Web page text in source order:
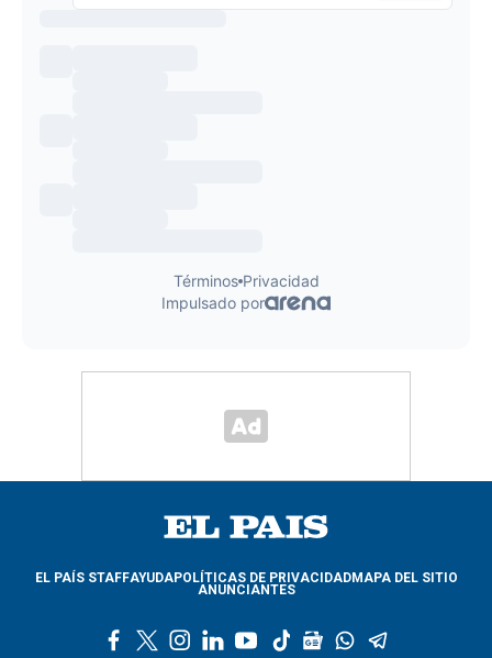
EL PAÍS STAFFAYUDAPOLÍTICAS DE PRIVACIDADMAPA DEL SITIO
ANUNCIANTES
l
y
t
g
w